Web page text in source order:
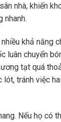
nhà, khiến
nhanh.
khả năng
luân chuyển
tạt quá
tránh việc
Nếu họ có